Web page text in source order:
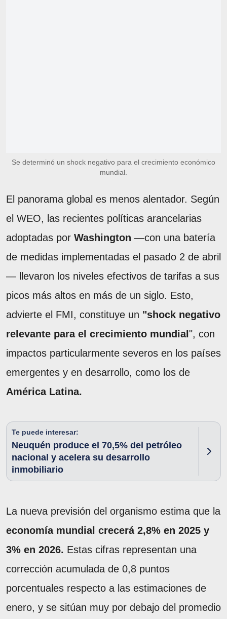
Se determinó un shock negativo para el crecimiento económico
mundial.
El panorama global es menos alentador. Según
el WEO, las recientes políticas arancelarias
adoptadas por Washington —con una batería
de medidas implementadas el pasado 2 de abril
— llevaron los niveles efectivos de tarifas a sus
picos más altos en más de un siglo. Esto,
advierte el FMI, constituye un "shock negativo
relevante para el crecimiento mundial ", con
impactos particularmente severos en los países
emergentes y en desarrollo, como los de
América Latina.
Te puede interesar:
Neuquén produce el 70,5% del petróleo
nacional y acelera su desarrollo
inmobiliario
La nueva previsión del organismo estima que la
economía mundial crecerá 2,8% en 2025 y
3% en 2026. Estas cifras representan una
corrección acumulada de 0,8 puntos
porcentuales respecto a las estimaciones de
enero, y se sitúan muy por debajo del promedio